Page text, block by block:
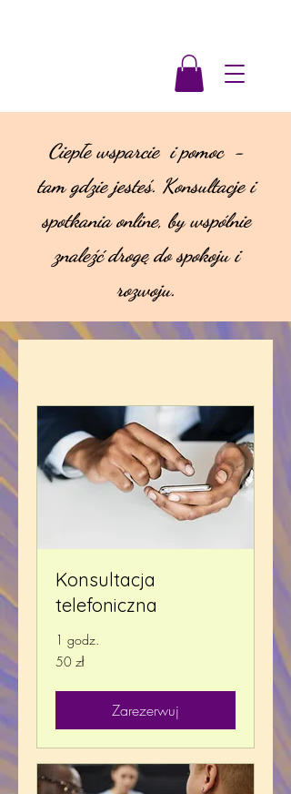
Ciepłe wsparcie i pomoc -
tam gdzie jesteś. Konsultacje i
spotkania online, by wspólnie
znaleźć drogę do spokoju i
rozwoju.
Konsultacja
telefoniczna
1 godz.
50
złotych
50 zł
Zarezerwuj